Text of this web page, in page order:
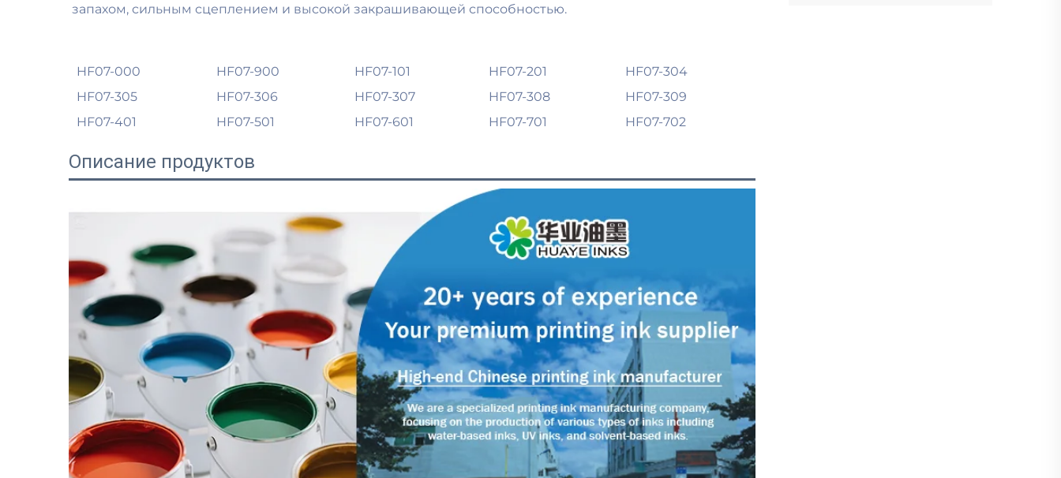
запахом, сильным сцеплением и высокой закрашивающей способностью.
HF07-000 HF07-900 HF07-101 HF07-201
HF07-304
HF07-305
HF07-306 HF07-307 HF07-308
HF07-309
HF07-401
HF07-501 HF07-601 HF07-701 HF07-702
Описание продуктов